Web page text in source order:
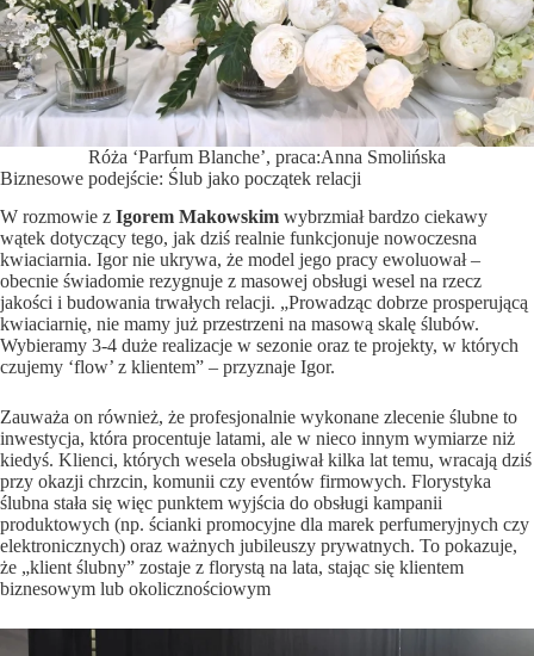
Róża ‘Parfum Blanche’, praca:Anna Smolińska
Biznesowe podejście: Ślub jako początek relacji
​W rozmowie z Igorem Makowskim wybrzmiał bardzo ciekawy
wątek dotyczący tego, jak dziś realnie funkcjonuje nowoczesna
kwiaciarnia. Igor nie ukrywa, że model jego pracy ewoluował –
obecnie świadomie rezygnuje z masowej obsługi wesel na rzecz
jakości i budowania trwałych relacji. ​„Prowadząc dobrze prosperującą
kwiaciarnię, nie mamy już przestrzeni na masową skalę ślubów.
Wybieramy 3-4 duże realizacje w sezonie oraz te projekty, w których
czujemy ‘flow’ z klientem” – przyznaje Igor.
​Zauważa on również, że profesjonalnie wykonane zlecenie ślubne to
inwestycja, która procentuje latami, ale w nieco innym wymiarze niż
kiedyś. Klienci, których wesela obsługiwał kilka lat temu, wracają dziś
przy okazji chrzcin, komunii czy eventów firmowych. Florystyka
ślubna stała się więc punktem wyjścia do obsługi kampanii
produktowych (np. ścianki promocyjne dla marek perfumeryjnych czy
elektronicznych) oraz ważnych jubileuszy prywatnych. To pokazuje,
że „klient ślubny” zostaje z florystą na lata, stając się klientem
biznesowym lub okolicznościowym